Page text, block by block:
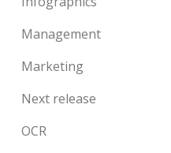
Management
Marketing
Next release
OCR